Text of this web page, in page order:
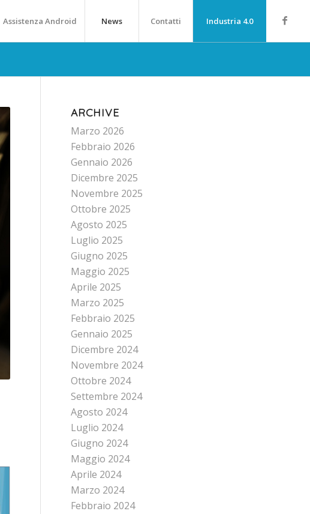
Assistenza Android News Contatti Industria 4.0
ARCHIVE
Marzo 2026
Febbraio 2026
Gennaio 2026
Dicembre 2025
Novembre 2025
Ottobre 2025
Agosto 2025
Luglio 2025
Giugno 2025
Maggio 2025
Aprile 2025
Marzo 2025
Febbraio 2025
Gennaio 2025
Dicembre 2024
Novembre 2024
Ottobre 2024
Settembre 2024
Agosto 2024
Luglio 2024
Giugno 2024
Maggio 2024
Aprile 2024
Marzo 2024
Febbraio 2024